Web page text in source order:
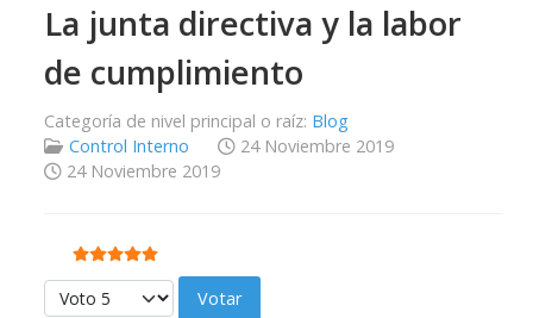
La junta directiva y la labor
de cumplimiento
Categoría de nivel principal o raíz: Blog
Control Interno
24 Noviembre 2019
24 Noviembre 2019
Ratio:5/5
Por favor, vote